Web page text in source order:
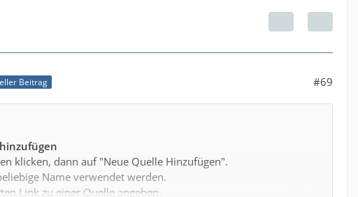
Beitrag #69
klicken, dann auf "Neue Quelle Hinzufügen".
Name verwendet werden.
Link zu einer Quelle angeben.